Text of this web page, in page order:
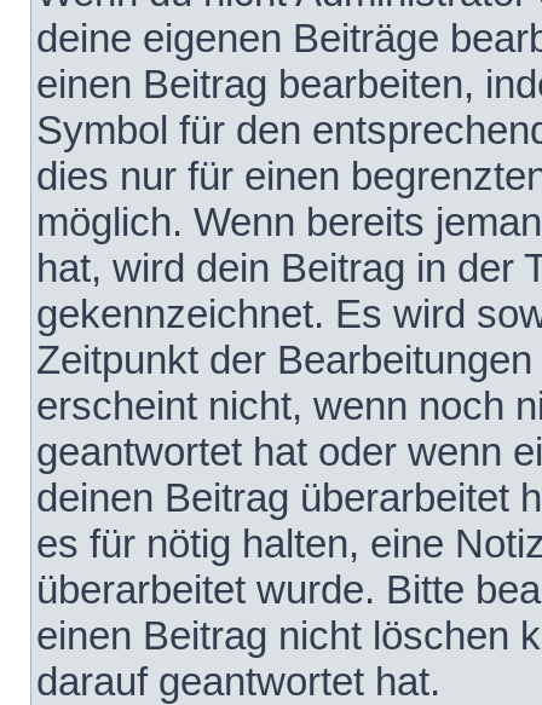
deine eigenen Beiträge
einen Beitrag bearbeiten,
Symbol für den
dies nur für einen
möglich. Wenn bereits
hat, wird dein Beitrag in der
gekennzeichnet. Es wird
Zeitpunkt der
erscheint nicht, wenn noch
geantwortet hat oder wenn
deinen Beitrag überarbeitet
es für nötig halten, eine
überarbeitet wurde. Bitte
einen Beitrag nicht löschen
darauf geantwortet hat.